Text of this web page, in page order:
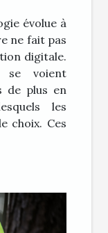
évolue à
ne fait pas
digitale.
se voient
de plus en
les
choix. Ces